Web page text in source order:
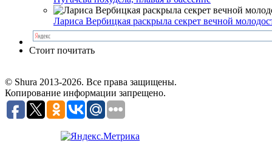
Лариса Вербицкая раскрыла секрет вечной
Стоит почитать
© Shura 2013-2026. Все права защищены.
Копирование информации запрещено.